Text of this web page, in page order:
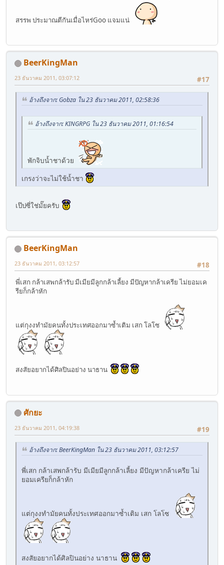
สรรพ ประมาณตีกันเมื่อไหร่Goo แจมแน่
BeerKingMan
#17
23 ธันวาคม 2011, 03:07:12
อ้างถึงจาก: Gobza ใน 23 ธันวาคม 2011, 02:58:36
อ้างถึงจาก: KINGRPG ใน 23 ธันวาคม 2011, 01:16:54
พักจิบน้ำชาด้วย
เกรงว่าจะไม่ใช้น้ำชา
เป๊ปซี่ใช่มั๊ยครับ
BeerKingMan
#18
23 ธันวาคม 2011, 03:12:57
พี่เสก กล้าเสพกล้ารับ มีเมียมีลูกกล้าเลี้ยง มีปัญหากล้าเครีย ไม่ยอมเค
รียก็กล้าหัก
แต่กุงงทำมัยคนทั้งประเทศออกมาซ้ำเติม เสก โลโซ
สงสัยอยากได้ศิลปินอย่าง นาธาน
ศักยะ
#19
23 ธันวาคม 2011, 04:19:38
อ้างถึงจาก: BeerKingMan ใน 23 ธันวาคม 2011, 03:12:57
พี่เสก กล้าเสพกล้ารับ มีเมียมีลูกกล้าเลี้ยง มีปัญหากล้าเครีย ไม่
ยอมเครียก็กล้าหัก
แต่กุงงทำมัยคนทั้งประเทศออกมาซ้ำเติม เสก โลโซ
สงสัยอยากได้ศิลปินอย่าง นาธาน